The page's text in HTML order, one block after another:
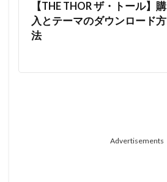
【THE THOR ザ・トール】購
入とテーマのダウンロード方
法
Advertisements